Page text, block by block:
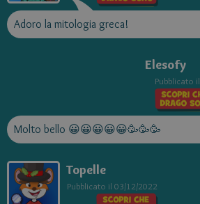
Adoro la mitologia greca!
Elesofy
Pubblicato il
Molto bello 😀😀😀😀😀🥳🥳🥳
Topelle
Pubblicato il 03/12/2022